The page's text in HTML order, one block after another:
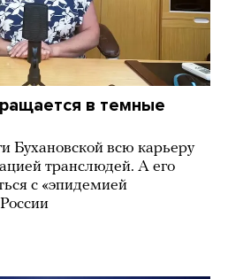
в темные
Бухановской всю карьеру
транслюдей. А его
с «эпидемией